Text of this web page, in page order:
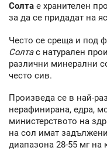
Солта е хранителен
за да се придадат на
Често се среща и под
Солтас натурален
различни минерални
често сив.
Произведа се в най-
нерафинирана, едра,
министерството на
на сол имат
диапазона 28-55 мг на